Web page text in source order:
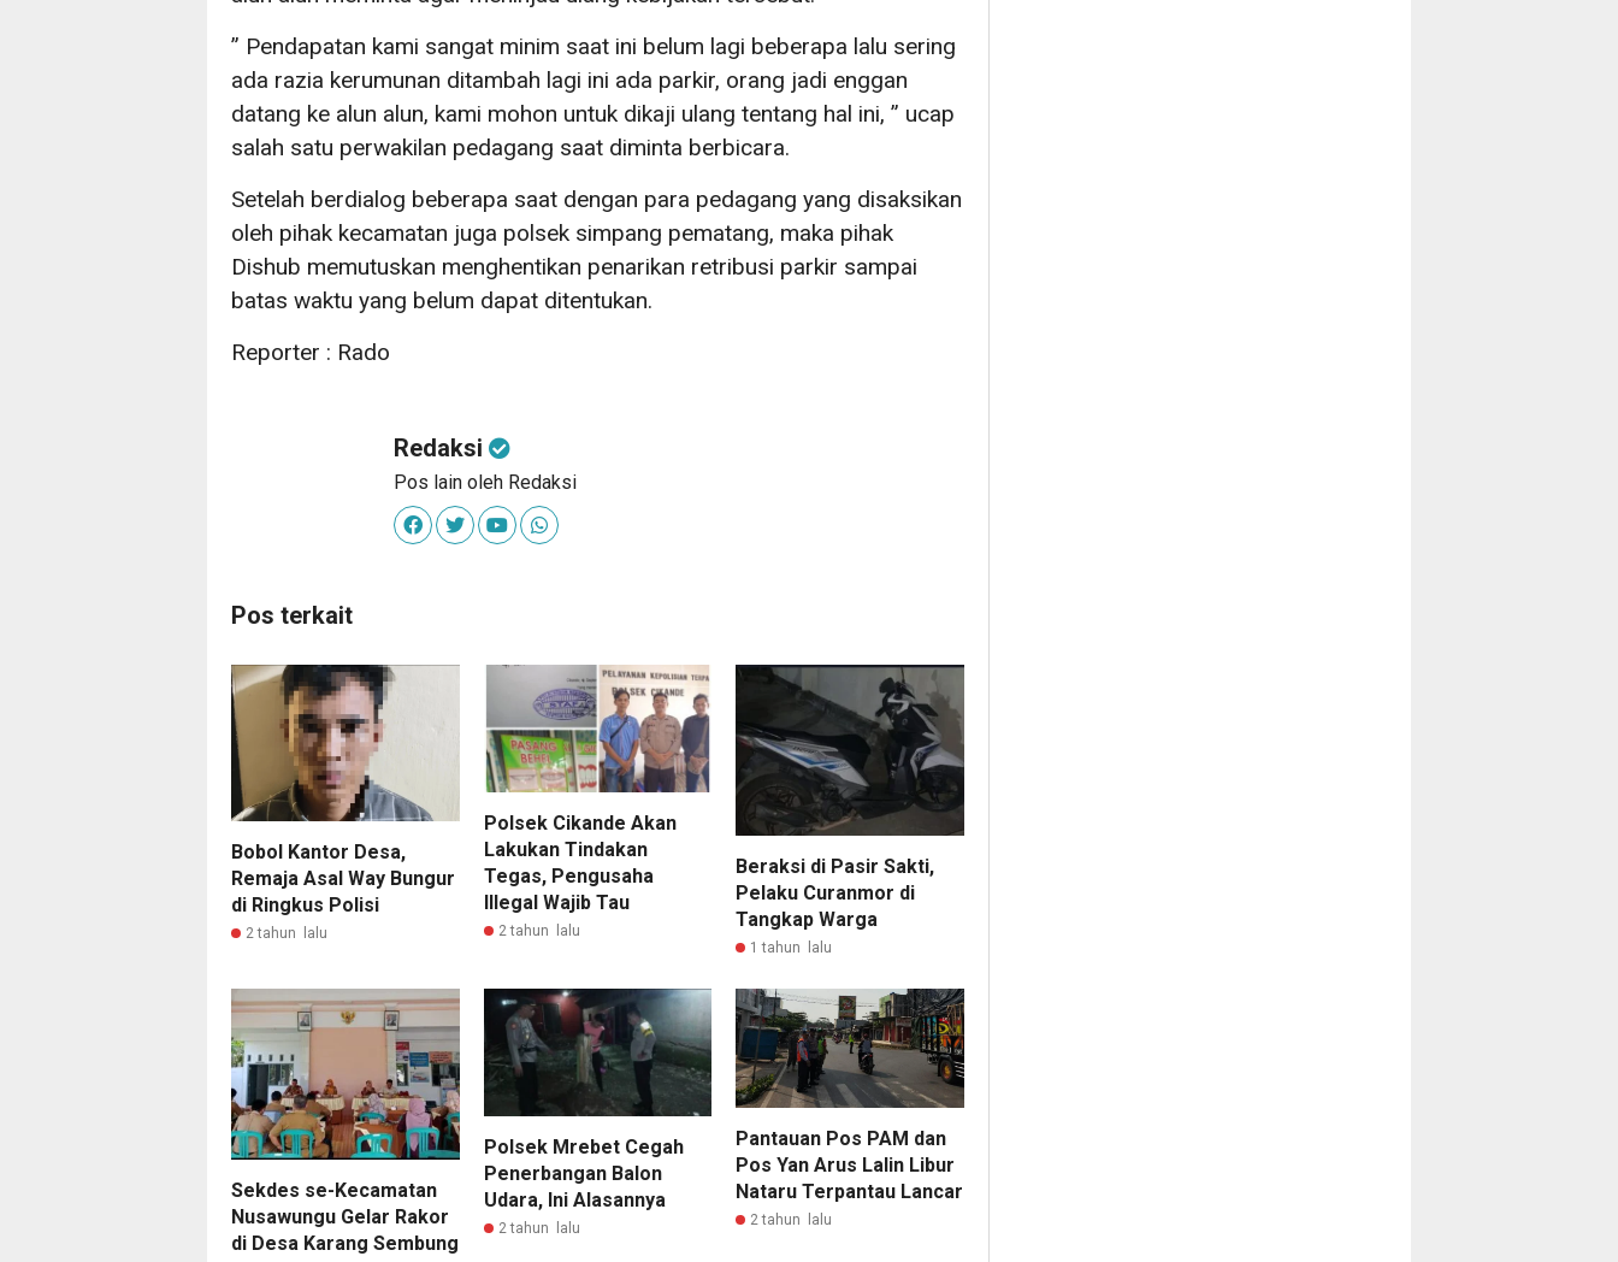
” Pendapatan kami sangat minim saat ini belum lagi beberapa lalu sering
ada razia kerumunan ditambah lagi ini ada parkir, orang jadi enggan
datang ke alun alun, kami mohon untuk dikaji ulang tentang hal ini, ” ucap
salah satu perwakilan pedagang saat diminta berbicara.
Setelah berdialog beberapa saat dengan para pedagang yang disaksikan
oleh pihak kecamatan juga polsek simpang pematang, maka pihak
Dishub memutuskan menghentikan penarikan retribusi parkir sampai
batas waktu yang belum dapat ditentukan.
Reporter : Rado
Redaksi
Pos lain oleh Redaksi
Pos terkait
Bobol Kantor Desa,
Remaja Asal Way Bungur
di Ringkus Polisi
2 tahun lalu
Polsek Cikande Akan
Lakukan Tindakan
Tegas, Pengusaha
Illegal Wajib Tau
2 tahun lalu
Beraksi di Pasir Sakti,
Pelaku Curanmor di
Tangkap Warga
1 tahun lalu
Sekdes se-Kecamatan
Nusawungu Gelar Rakor
di Desa Karang Sembung
Polsek Mrebet Cegah
Penerbangan Balon
Udara, Ini Alasannya
2 tahun lalu
Pantauan Pos PAM dan
Pos Yan Arus Lalin Libur
Nataru Terpantau Lancar
2 tahun lalu